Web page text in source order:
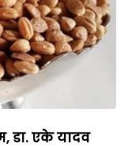
डा. एके यादव